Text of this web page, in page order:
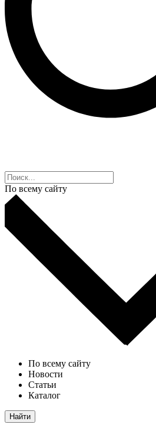
По всему сайту
По всему сайту
Новости
Статьи
Каталог
Найти